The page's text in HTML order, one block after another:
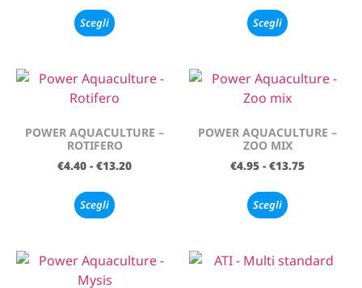
Scegli Scegli
POWER AQUACULTURE –
ROTIFERO
€4.40 - €13.20
Scegli
POWER AQUACULTURE –
ZOO MIX
€4.95 - €13.75
Scegli